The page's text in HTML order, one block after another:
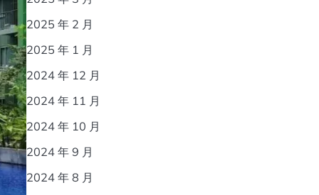
2025 年 2 月
2025 年 1 月
2024 年 12 月
2024 年 11 月
2024 年 10 月
2024 年 9 月
2024 年 8 月